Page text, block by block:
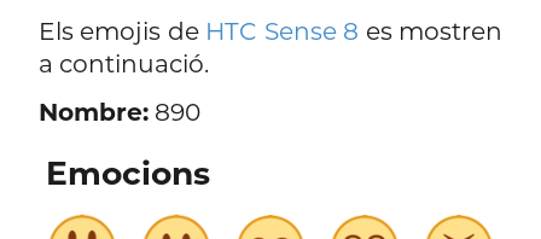
Els emojis de HTC Sense 8 es mostren
a continuació.
Nombre:890
Emocions